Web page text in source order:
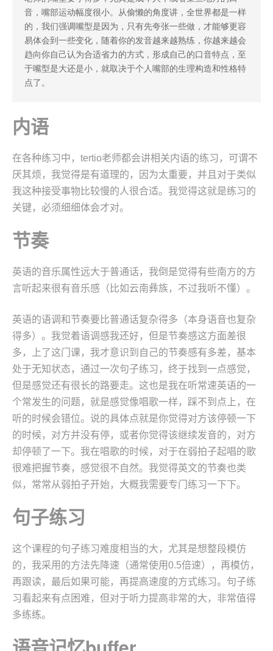
音，嘴部运动幅度很小。从偷懒的角度讲，全世界都是一样
的，我们强调嘴型是因为，只有先夸张一些做，才能够更容
易体会到一些变化，随着你的发音越来越熟练，你越来越会
趋向你自己认为合适省力的方式，形成自己的口音特点，至
于嘴型是大还是小，就取决于个人嘴部的生理构造和性格特
点了。
内语
在各种练习中，tertio老师都会讲相关内语的练习，可谓不
厌其烦，我觉得是有道理的，因为太重要，并且对于类似
我这种接受事物比较慢的人很合适。我觉得这就是练习的
关键，必须细细体会才对。
节奏
英语的音乐属性远大于普通话，我倒是觉得有些南方的方
言听起来很有音乐感（比如云南彝族，不过我听不懂）。
英语的语调和节奏要比普通话复杂得多（本身语音也复杂
得多）。我觉着语调感我还好，但是节奏感这方面差很
多，上了这门课，我才意识到自己的节奏感有多差，基本
处于无知状态，通过一次句子练习，终于找到一点感觉，
但是感觉还有很长的路要走。这也是我在听常速英语的一
个常发生的问题，就是感觉像唱歌一样，踩不到点上，在
听的时候会错位。说的具体点就是你觉得对方该停顿一下
的时候，对方并没有停，或者你觉得该继续发音的，对方
却停顿了一下。我在唱歌的时候，对于在弱拍子起唱的歌
很难把握节奏，感觉很不自然。我觉得英文的节奏也类
似，常常从弱拍子开始，大概我需要专门练习一下下。
句子练习
这个课程的句子练习难度相当的大，尤其是想整段模仿
的，我采用的方法先降速（通常使用0.5倍速），再模仿，
再跟读，最后如果可能，再提高速度的方式练习。句子练
习看起来有点困难，但对于听力提高非常的大，非常值得
多练练。